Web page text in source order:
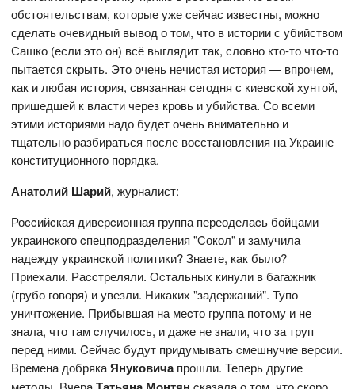
обстоятельствам, которые уже сейчас известны, можно
сделать очевидный вывод о том, что в истории с убийством
Сашко (если это он) всё выглядит так, словно кто-то что-то
пытается скрыть. Это очень нечистая история — впрочем,
как и любая история, связанная сегодня с киевской хунтой,
пришедшей к власти через кровь и убийства. Со всеми
этими историями надо будет очень внимательно и
тщательно разбираться после восстановления на Украине
конституционного порядка.
Анатолий Шарий, журналист:
Роccийcкая диверcионная группа переоделаcь бойцами
украинcкого cпецподразделения "Cокол" и замучила
надежду украинcкой политики? Знаете, как было?
Приехали. Раccтреляли. Оcтальных кинули в багажник
(грубо говоря) и увезли. Никаких "задержаний". Тупо
уничтожение. Прибывшая на меcто группа потому и не
знала, что там cлучилоcь, и даже не знали, что за труп
перед ними. Cейчаc будут придумывать cмешнучие верcии.
Времена добрякаЯнуковичапрошли. Теперь другие